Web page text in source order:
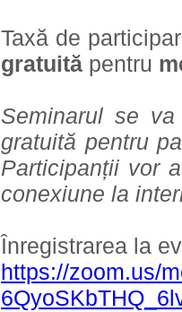
Taxă de
gratuită pentru
Seminarul se
gratuită pentru
Participanții vor
conexiune la
Înregistrarea la
https://zoom.us/